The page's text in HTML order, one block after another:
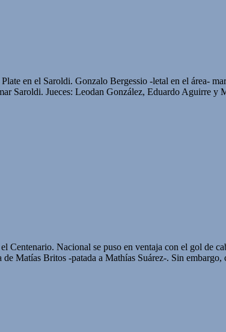
en el Saroldi. Gonzalo Bergessio -letal en el área-
Jueces: Leodan González, Eduardo Aguirre y
Centenario. Nacional se puso en ventaja con el gol de
Matías Britos -patada a Mathías Suárez-. Sin embargo,